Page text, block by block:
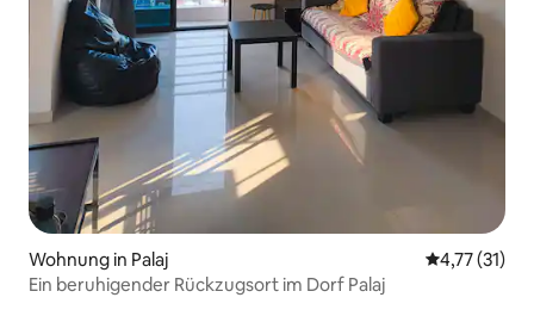
Wohnung in Palaj
4,77 (31)
Ein beruhigender Rückzugsort im Dorf Palaj